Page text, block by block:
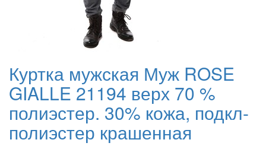
Куртка мужская Муж ROSE
GIALLE 21194 верх 70 %
полиэстер. 30% кожа, подкл-
полиэстер крашенная